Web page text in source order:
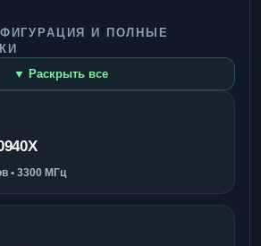
И ПОЛНЫЕ
▼ Раскрыть все
• 3300 МГц